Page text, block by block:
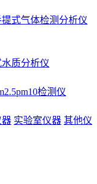
提式气体检测分析仪
质分析仪
检测仪
器 实验室仪器 其他仪